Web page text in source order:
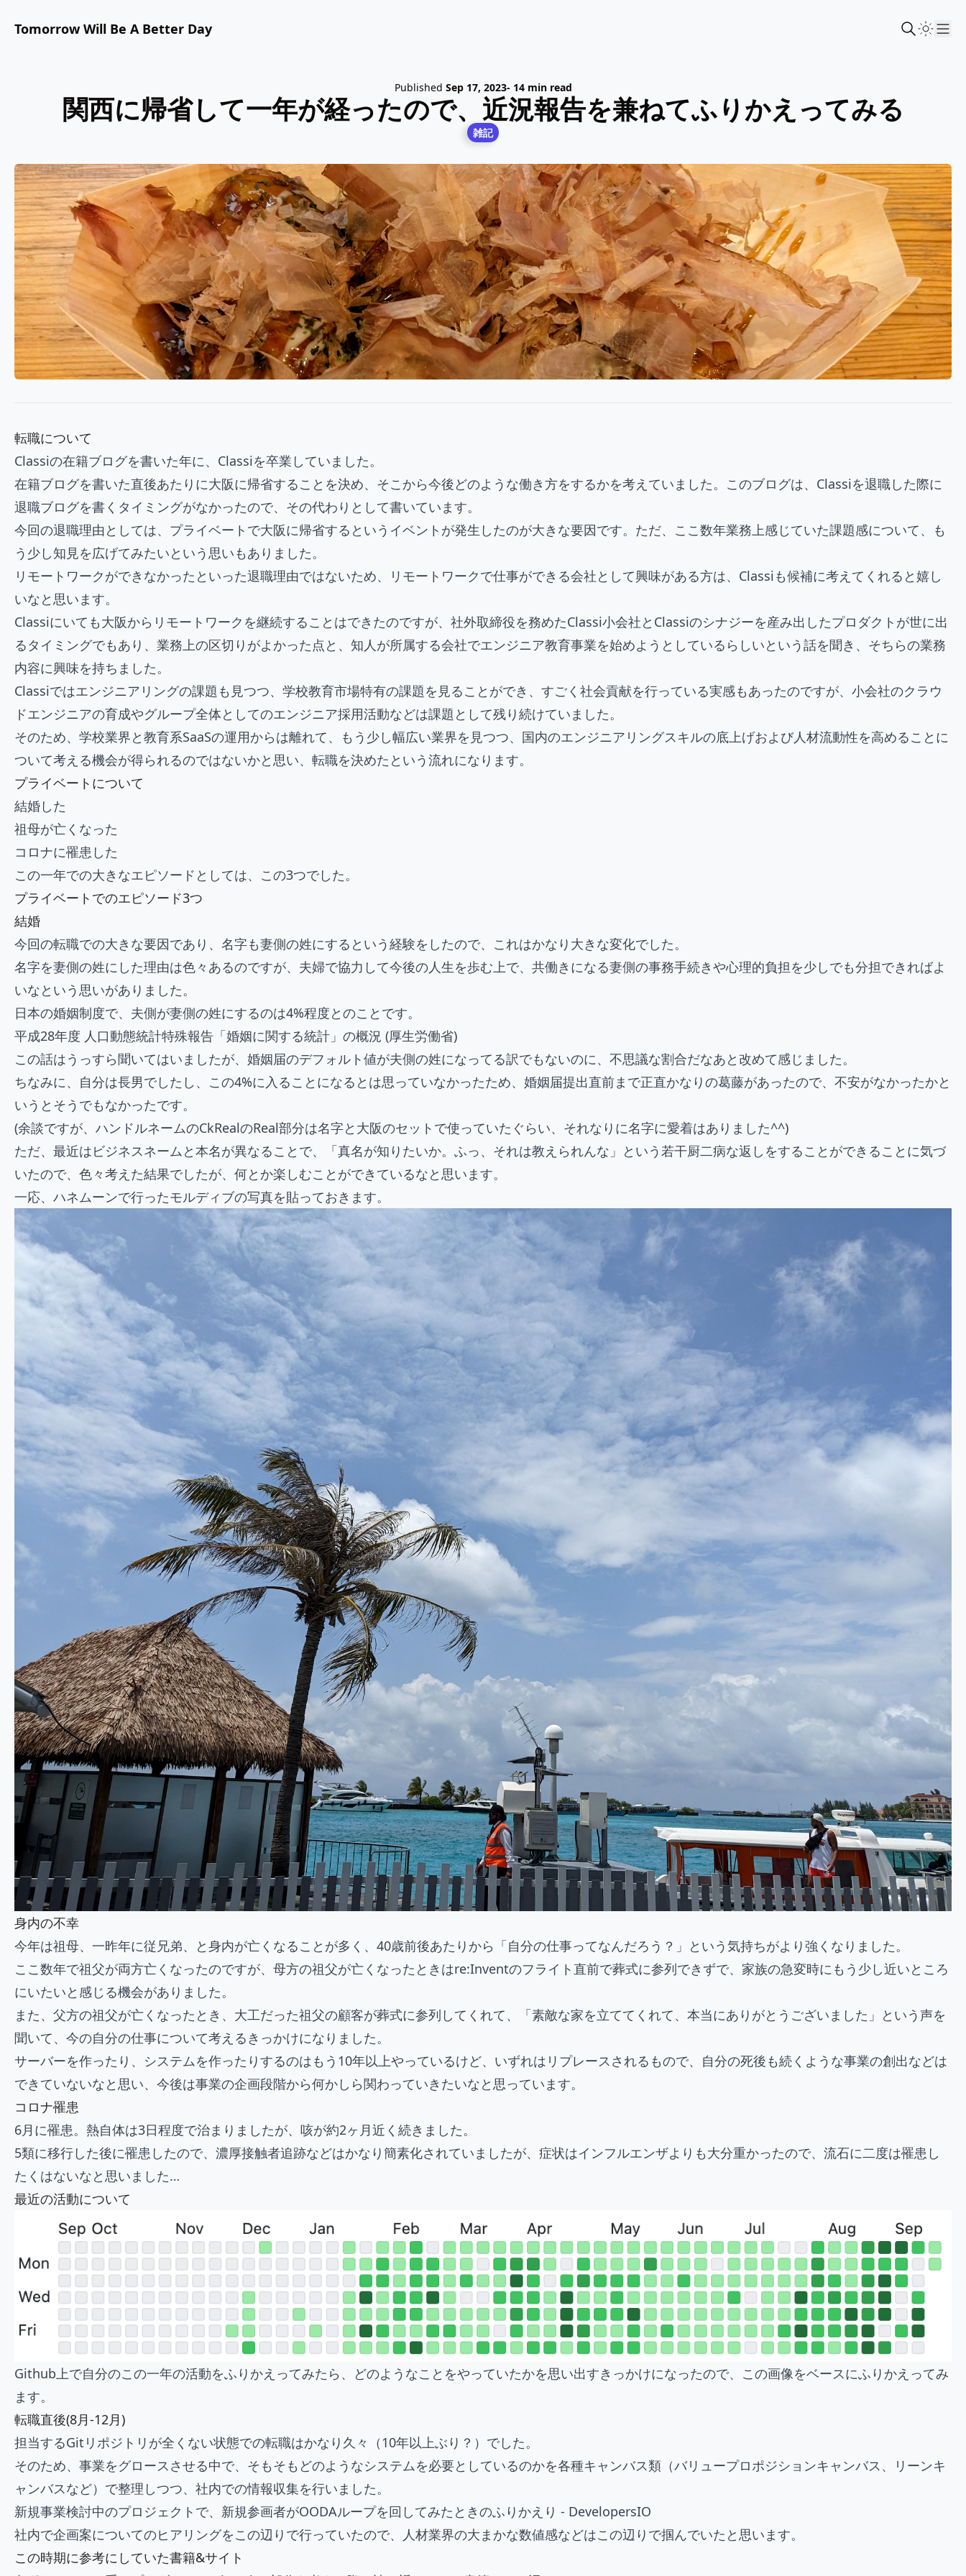
Tomorrow Will Be A Better Day
Published Sep 17, 2023- 14 min read
関西に帰省して一年が経ったので、近況報告を兼ねてふりかえってみる
雑記
転職について
Classiの在籍ブログを書いた年に、Classiを卒業していました。
在籍ブログを書いた直後あたりに大阪に帰省することを決め、そこから今後どのような働き方をするかを考えていました。このブログは、Classiを退職した際に
退職ブログを書くタイミングがなかったので、その代わりとして書いています。
今回の退職理由としては、プライベートで大阪に帰省するというイベントが発生したのが大きな要因です。ただ、ここ数年業務上感じていた課題感について、も
う少し知見を広げてみたいという思いもありました。
リモートワークができなかったといった退職理由ではないため、リモートワークで仕事ができる会社として興味がある方は、Classiも候補に考えてくれると嬉し
いなと思います。
Classiにいても大阪からリモートワークを継続することはできたのですが、社外取締役を務めたClassi小会社とClassiのシナジーを産み出したプロダクトが世に出
るタイミングでもあり、業務上の区切りがよかった点と、知人が所属する会社でエンジニア教育事業を始めようとしているらしいという話を聞き、そちらの業務
内容に興味を持ちました。
Classiではエンジニアリングの課題も見つつ、学校教育市場特有の課題を見ることができ、すごく社会貢献を行っている実感もあったのですが、小会社のクラウ
ドエンジニアの育成やグループ全体としてのエンジニア採用活動などは課題として残り続けていました。
そのため、学校業界と教育系SaaSの運用からは離れて、もう少し幅広い業界を見つつ、国内のエンジニアリングスキルの底上げおよび人材流動性を高めることに
ついて考える機会が得られるのではないかと思い、転職を決めたという流れになります。
プライベートについて
結婚した
祖母が亡くなった
コロナに罹患した
この一年での大きなエピソードとしては、この3つでした。
プライベートでのエピソード3つ
結婚
今回の転職での大きな要因であり、名字も妻側の姓にするという経験をしたので、これはかなり大きな変化でした。
名字を妻側の姓にした理由は色々あるのですが、夫婦で協力して今後の人生を歩む上で、共働きになる妻側の事務手続きや心理的負担を少しでも分担できればよ
いなという思いがありました。
日本の婚姻制度で、夫側が妻側の姓にするのは4%程度とのことです。
平成28年度 人口動態統計特殊報告「婚姻に関する統計」の概況 (厚生労働省)
この話はうっすら聞いてはいましたが、婚姻届のデフォルト値が夫側の姓になってる訳でもないのに、不思議な割合だなあと改めて感じました。
ちなみに、自分は長男でしたし、この4%に入ることになるとは思っていなかったため、婚姻届提出直前まで正直かなりの葛藤があったので、不安がなかったかと
いうとそうでもなかったです。
(余談ですが、ハンドルネームのCkRealのReal部分は名字と大阪のセットで使っていたぐらい、それなりに名字に愛着はありました^^)
ただ、最近はビジネスネームと本名が異なることで、「真名が知りたいか。ふっ、それは教えられんな」という若干厨二病な返しをすることができることに気づ
いたので、色々考えた結果でしたが、何とか楽しむことができているなと思います。
一応、ハネムーンで行ったモルディブの写真を貼っておきます。
身内の不幸
今年は祖母、一昨年に従兄弟、と身内が亡くなることが多く、40歳前後あたりから「自分の仕事ってなんだろう？」という気持ちがより強くなりました。
ここ数年で祖父が両方亡くなったのですが、母方の祖父が亡くなったときはre:Inventのフライト直前で葬式に参列できずで、家族の急変時にもう少し近いところ
にいたいと感じる機会がありました。
また、父方の祖父が亡くなったとき、大工だった祖父の顧客が葬式に参列してくれて、「素敵な家を立ててくれて、本当にありがとうございました」という声を
聞いて、今の自分の仕事について考えるきっかけになりました。
サーバーを作ったり、システムを作ったりするのはもう10年以上やっているけど、いずれはリプレースされるもので、自分の死後も続くような事業の創出などは
できていないなと思い、今後は事業の企画段階から何かしら関わっていきたいなと思っています。
コロナ罹患
6月に罹患。熱自体は3日程度で治まりましたが、咳が約2ヶ月近く続きました。
5類に移行した後に罹患したので、濃厚接触者追跡などはかなり簡素化されていましたが、症状はインフルエンザよりも大分重かったので、流石に二度は罹患し
たくはないなと思いました…
最近の活動について
Github上で自分のこの一年の活動をふりかえってみたら、どのようなことをやっていたかを思い出すきっかけになったので、この画像をベースにふりかえってみ
ます。
転職直後(8月-12月)
担当するGitリポジトリが全くない状態での転職はかなり久々（10年以上ぶり？）でした。
そのため、事業をグロースさせる中で、そもそもどのようなシステムを必要としているのかを各種キャンバス類（バリュープロポジションキャンバス、リーンキ
ャンバスなど）で整理しつつ、社内での情報収集を行いました。
新規事業検討中のプロジェクトで、新規参画者がOODAループを回してみたときのふりかえり - DevelopersIO
社内で企画案についてのヒアリングをこの辺りで行っていたので、人材業界の大まかな数値感などはこの辺りで掴んでいたと思います。
この時期に参考にしていた書籍&サイト